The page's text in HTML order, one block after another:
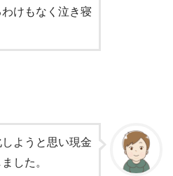
けもなく泣き寝
ようと思い現金
した。